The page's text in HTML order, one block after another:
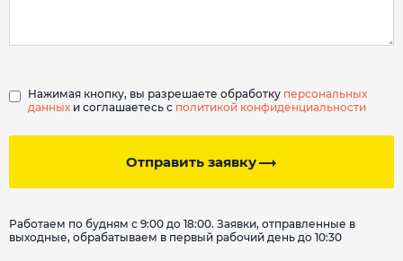
Отправить заявку
Нажимая кнопку, вы разрешаете обработку персональных
данных и соглашаетесь с политикой конфиденциальности
Работаем по будням с 9:00 до 18:00. Заявки, отправленные в
выходные, обрабатываем в первый рабочий день до 10:30